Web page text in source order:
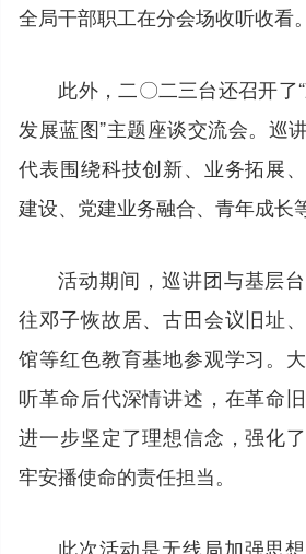
全局干部职工在分会场收听收看。
此外，二〇二三台还召开了
发展蓝图”主题座谈交流会。巡
代表围绕科技创新、业务拓展
建设、党建业务融合、青年成长
活动期间，巡讲团与基层
往邓子恢故居、古田会议旧址
馆等红色教育基地参观学习。
听革命后代深情讲述，在革命
进一步坚定了理想信念，强化
牢安播使命的责任担当。
此次活动是无线局加强思